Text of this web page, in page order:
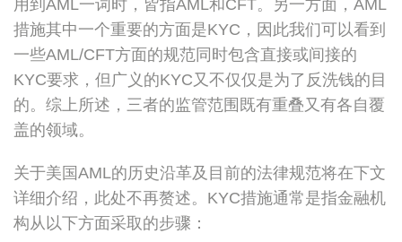
用到AML一词时，皆指AML和CFT。另一方面，AML
措施其中一个重要的方面是KYC，因此我们可以看到
一些AML/CFT方面的规范同时包含直接或间接的
KYC要求，但广义的KYC又不仅仅是为了反洗钱的目
的。综上所述，三者的监管范围既有重叠又有各自覆
盖的领域。
关于美国AML的历史沿革及目前的法律规范将在下文
详细介绍，此处不再赘述。KYC措施通常是指金融机
构从以下方面采取的步骤：